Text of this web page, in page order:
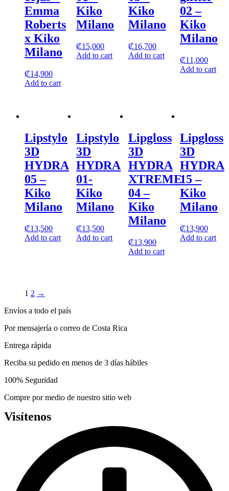
Emma
Roberts
x Kiko
Milano
₡14,900
Add to cart
Kiko
Milano
₡15,000
Add to cart
Kiko
Milano
₡16,700
Add to cart
02 –
Kiko
Milano
₡11,000
Add to cart
Lipstylo
3D
HYDRA
05 –
Kiko
Milano
₡13,500
Add to cart
Lipstylo
3D
HYDRA
01-
Kiko
Milano
₡13,500
Add to cart
Lipgloss
3D
HYDRA
XTREME
04 –
Kiko
Milano
₡13,900
Add to cart
Lipgloss
3D
HYDRA
15 –
Kiko
Milano
₡13,900
Add to cart
1 2 →
Envíos a todo el país
Por mensajería o correo de Costa Rica
Entrega rápida
Reciba su pedido en menos de 3 días hábiles
100% Seguridad
Compre por medio de nuestro sitio web
Visítenos